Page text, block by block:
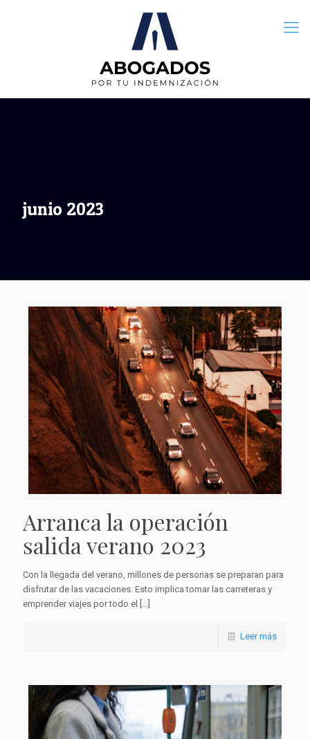
junio 2023
Arranca la operación
salida verano 2023
Con la llegada del verano, millones de personas se preparan para
disfrutar de las vacaciones. Esto implica tomar las carreteras y
emprender viajes por todo el
Leer más